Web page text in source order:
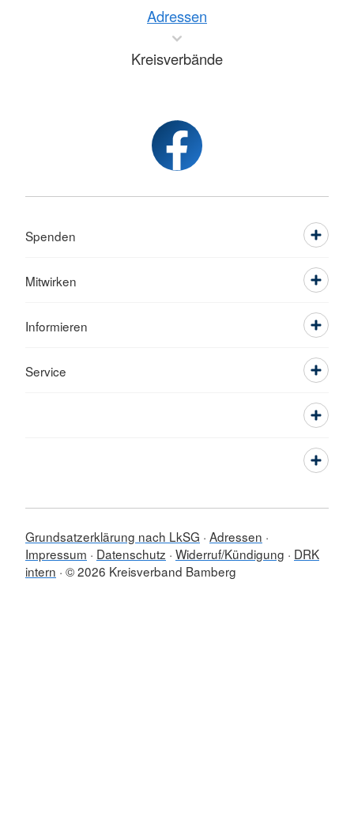
Adressen
Kreisverbände
Spenden
Mitwirken
Informieren
Service
Grundsatzerklärung nach LkSG Adressen
Impressum
Datenschutz Widerruf/Kündigung
DRK
intern © 2026 Kreisverband Bamberg